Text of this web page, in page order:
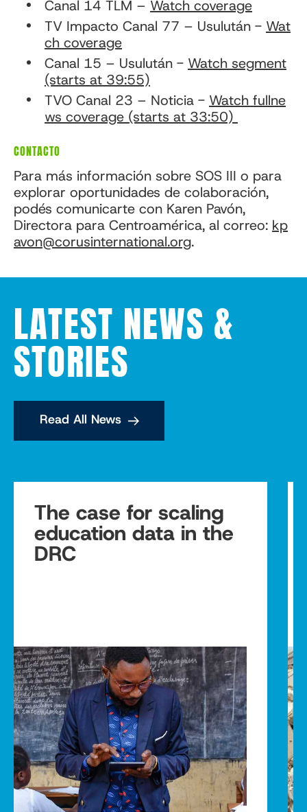
Canal 14 TLM – Watch coverage
TV Impacto Canal 77 – Usulután - Wat
ch coverage
Canal 15 – Usulután - Watch segment
(starts at 39:55)
TVO Canal 23 – Noticia - Watch fullne
ws coverage (starts at 33:50)
CONTACTO
Para más información sobre SOS III o para
explorar oportunidades de colaboración,
podés comunicarte con Karen Pavón,
Directora para Centroamérica, al correo: kp
avon@corusinternational.org.
LATEST NEWS &
STORIES
Read All News
The case for scaling
education data in the
DRC